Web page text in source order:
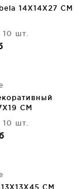
14X14X27 CM
шт.
CM
шт.
CM